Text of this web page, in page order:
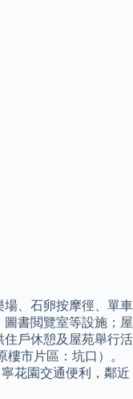
場、石卵按摩徑、單車
書閲覽室等設施；屋
戶休憩及屋苑舉行活
市片區：坑口）。
花園交通便利，鄰近